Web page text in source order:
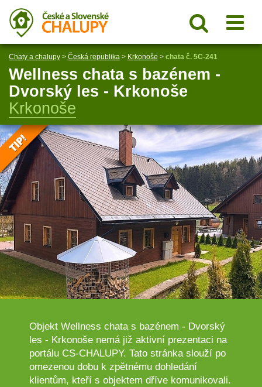
Chaty a chalupy > Česká republika > Krkonoše > chata č. 5C-241
Wellness chata s bazénem -
Dvorský les - Krkonoše
Krkonoše
Objekt Wellness chata s bazénem - Dvorský
les - Krkonoše nemá již aktivní prezentaci na
portálu CS-CHALUPY. Tato stránka slouží po
omezenou dobu k zpětnému dohledání
klientům, kteří s objektem dříve komunikovali.